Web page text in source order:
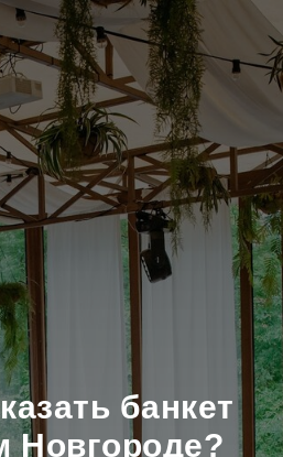
банкет
Новгороде?